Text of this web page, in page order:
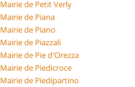
Mairie de Petit Verly
Mairie de Piana
Mairie de Piano
Mairie de Piazzali
Mairie de Pie d'Orezza
Mairie de Piedicroce
Mairie de Piedipartino